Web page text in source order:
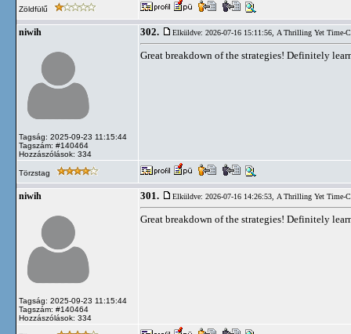
Zöldfülű
niwih
Tagság: 2025-09-23 11:15:44
Tagszám: #140464
Hozzászólások: 334
302. Elküldve: 2026-07-16 15:11:56, A Thrilling Yet Time-
Great breakdown of the strategies! Definitely
Törzstag
niwih
Tagság: 2025-09-23 11:15:44
Tagszám: #140464
Hozzászólások: 334
301. Elküldve: 2026-07-16 14:26:53, A Thrilling Yet Time-
Great breakdown of the strategies! Definitely